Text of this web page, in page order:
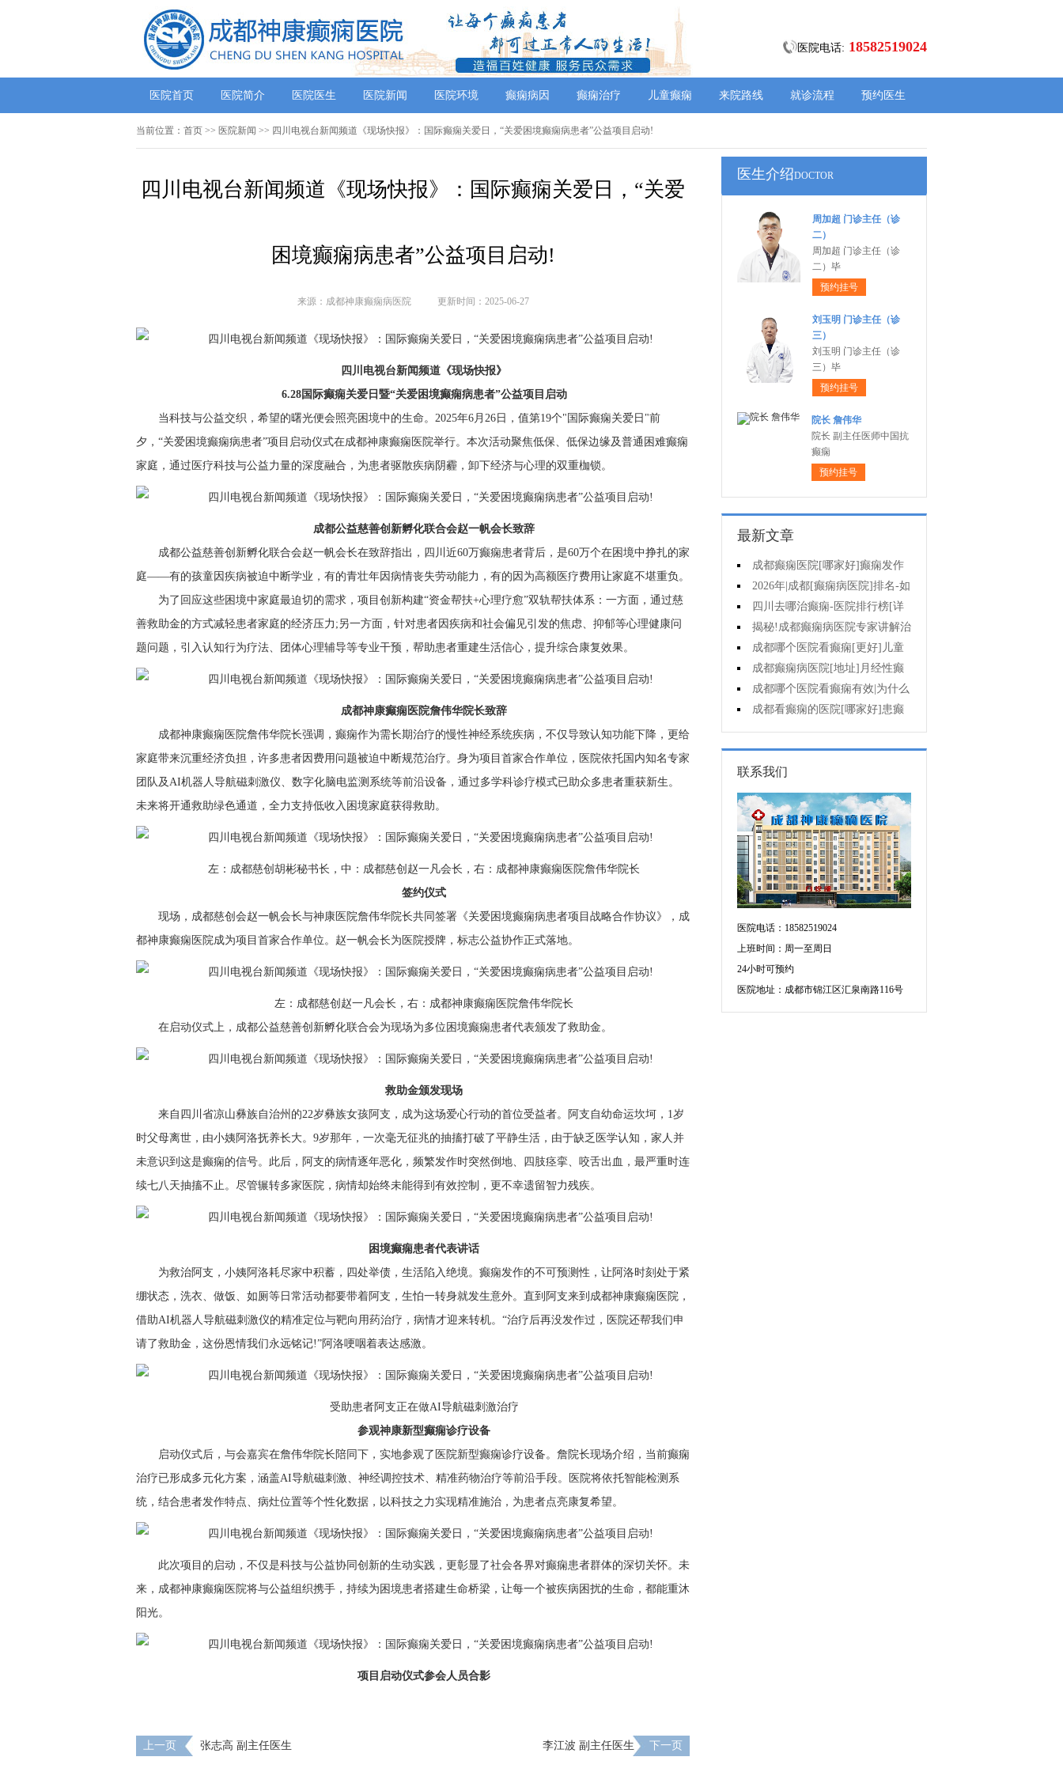
医院电话: 18582519024
医院首页 医院简介 医院医生 医院新闻 医院环境 癫痫病因 癫痫治疗 儿童癫痫 来院路线 就诊流程 预约医生
当前位置： 首页 >> 医院新闻 >> 四川电视台新闻频道《现场快报》：国际癫痫关爱日，“关爱困境癫痫病患者”公益项目启动!
四川电视台新闻频道《现场快报》：国际癫痫关爱日，“关爱
困境癫痫病患者”公益项目启动!
来源：成都神康癫痫病医院 更新时间：2025-06-27
四川电视台新闻频道《现场快报》
6.28国际癫痫关爱日暨“关爱困境癫痫病患者”公益项目启动
当科技与公益交织，希望的曙光便会照亮困境中的生命。2025年6月26日，值第19个"国际癫痫关爱日"前
夕，“关爱困境癫痫病患者”项目启动仪式在成都神康癫痫医院举行。本次活动聚焦低保、低保边缘及普通困难癫痫
家庭，通过医疗科技与公益力量的深度融合，为患者驱散疾病阴霾，卸下经济与心理的双重枷锁。
成都公益慈善创新孵化联合会赵一帆会长致辞
成都公益慈善创新孵化联合会赵一帆会长在致辞指出，四川近60万癫痫患者背后，是60万个在困境中挣扎的家
庭——有的孩童因疾病被迫中断学业，有的青壮年因病情丧失劳动能力，有的因为高额医疗费用让家庭不堪重负。
为了回应这些困境中家庭最迫切的需求，项目创新构建“资金帮扶+心理疗愈”双轨帮扶体系：一方面，通过慈
善救助金的方式减轻患者家庭的经济压力;另一方面，针对患者因疾病和社会偏见引发的焦虑、抑郁等心理健康问
题问题，引入认知行为疗法、团体心理辅导等专业干预，帮助患者重建生活信心，提升综合康复效果。
成都神康癫痫医院詹伟华院长致辞
成都神康癫痫医院詹伟华院长强调，癫痫作为需长期治疗的慢性神经系统疾病，不仅导致认知功能下降，更给
家庭带来沉重经济负担，许多患者因费用问题被迫中断规范治疗。身为项目首家合作单位，医院依托国内知名专家
团队及AI机器人导航磁刺激仪、数字化脑电监测系统等前沿设备，通过多学科诊疗模式已助众多患者重获新生。
未来将开通救助绿色通道，全力支持低收入困境家庭获得救助。
左：成都慈创胡彬秘书长，中：成都慈创赵一凡会长，右：成都神康癫痫医院詹伟华院长
签约仪式
现场，成都慈创会赵一帆会长与神康医院詹伟华院长共同签署《关爱困境癫痫病患者项目战略合作协议》，成
都神康癫痫医院成为项目首家合作单位。赵一帆会长为医院授牌，标志公益协作正式落地。
左：成都慈创赵一凡会长，右：成都神康癫痫医院詹伟华院长
在启动仪式上，成都公益慈善创新孵化联合会为现场为多位困境癫痫患者代表颁发了救助金。
救助金颁发现场
来自四川省凉山彝族自治州的22岁彝族女孩阿支，成为这场爱心行动的首位受益者。阿支自幼命运坎坷，1岁
时父母离世，由小姨阿洛抚养长大。9岁那年，一次毫无征兆的抽搐打破了平静生活，由于缺乏医学认知，家人并
未意识到这是癫痫的信号。此后，阿支的病情逐年恶化，频繁发作时突然倒地、四肢痉挛、咬舌出血，最严重时连
续七八天抽搐不止。尽管辗转多家医院，病情却始终未能得到有效控制，更不幸遗留智力残疾。
困境癫痫患者代表讲话
为救治阿支，小姨阿洛耗尽家中积蓄，四处举债，生活陷入绝境。癫痫发作的不可预测性，让阿洛时刻处于紧
绷状态，洗衣、做饭、如厕等日常活动都要带着阿支，生怕一转身就发生意外。直到阿支来到成都神康癫痫医院，
借助AI机器人导航磁刺激仪的精准定位与靶向用药治疗，病情才迎来转机。“治疗后再没发作过，医院还帮我们申
请了救助金，这份恩情我们永远铭记!”阿洛哽咽着表达感激。
受助患者阿支正在做AI导航磁刺激治疗
参观神康新型癫痫诊疗设备
启动仪式后，与会嘉宾在詹伟华院长陪同下，实地参观了医院新型癫痫诊疗设备。詹院长现场介绍，当前癫痫
治疗已形成多元化方案，涵盖AI导航磁刺激、神经调控技术、精准药物治疗等前沿手段。医院将依托智能检测系
统，结合患者发作特点、病灶位置等个性化数据，以科技之力实现精准施治，为患者点亮康复希望。
此次项目的启动，不仅是科技与公益协同创新的生动实践，更彰显了社会各界对癫痫患者群体的深切关怀。未
来，成都神康癫痫医院将与公益组织携手，持续为困境患者搭建生命桥梁，让每一个被疾病困扰的生命，都能重沐
阳光。
项目启动仪式参会人员合影
上一页 张志高 副主任医生 李江波 副主任医生 下一页
医生介绍DOCTOR
周加超 门诊主任（诊
二）
周加超 门诊主任（诊
二）毕
预约挂号
刘玉明 门诊主任（诊
三）
刘玉明 门诊主任（诊
三）毕
预约挂号
院长 詹伟华
院长 副主任医师中国抗
癫痫
预约挂号
最新文章
成都癫痫医院[哪家好]癫痫发作
怎么急救?
2026年|成都[癫痫病医院]排名-如
何防止癫痫反复发作?
四川去哪治癫痫-医院排行榜[详
细排名]癫痫病人如何正确护理?
揭秘!成都癫痫病医院专家讲解治
疗癫痫效果好的方法?
成都哪个医院看癫痫[更好]儿童
癫痫病的病因?
成都癫痫病医院[地址]月经性癫
痫怎么治?
成都哪个医院看癫痫有效|为什么
会导致癫痫病出现?
成都看癫痫的医院[哪家好]患癫
痫会死亡吗?
联系我们
医院电话：18582519024
上班时间：周一至周日
24小时可预约
医院地址：成都市锦江区汇泉南路116号